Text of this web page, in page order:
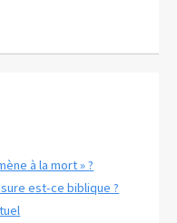
à la mort » ?
est-ce biblique ?